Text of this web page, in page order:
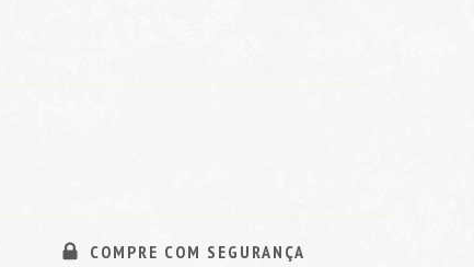
COMPRE COM SEGURANÇA